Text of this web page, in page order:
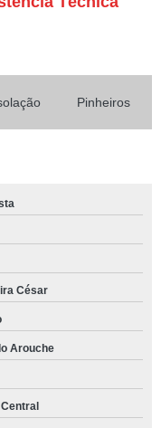
Pinheiros
César
Arouche